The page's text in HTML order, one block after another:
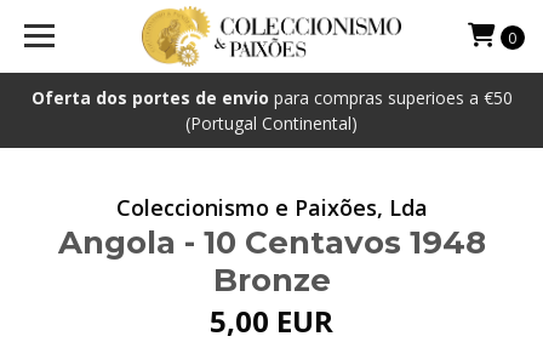
Oferta dos portes de envio para compras superioes a €50
(Portugal Continental)
0
Coleccionismo e Paixões, Lda
Angola - 10 Centavos 1948
Bronze
5,00 EUR